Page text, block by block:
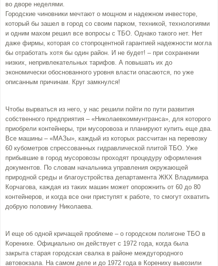
во дворе неделями.
Городские чиновники мечтают о мощном и надежном инвесторе,
который бы зашел в город со своим парком, техникой, технологиями
и одним махом решил все вопросы с ТБО. Однако такого нет. Нет
даже фирмы, которая со стопроцентной гарантией надежности могла
бы отработать хотя бы один район. И не будет! – при сохранении
низких, непривлекательных тарифов. А повышать их до
экономически обоснованного уровня власти опасаются, по уже
описанным причинам. Круг замкнулся!
Чтобы вырваться из него, у нас решили пойти по пути развития
собственного предприятия – «Николаевкоммунтранса», для которого
приобрели контейнеры, три мусоровоза и планируют купить еще два.
Все машины – «МАЗы», каждый из которых рассчитан на перевозку
60 кубометров спрессованных гидравлической плитой ТБО. Уже
прибывшие в город мусоровозы проходят процедуру оформления
документов. По словам начальника управления окружающей
природной среды и благоустройства департамента ЖКХ Владимира
Корчагова, каждая из таких машин может опорожнить от 60 до 80
контейнеров, и когда все они приступят к работе, то смогут охватить
добрую половину Николаева.
И еще об одной кричащей проблеме – о городском полигоне ТБО в
Коренихе. Официально он действует с 1972 года, когда была
закрыта старая городская свалка в районе междугородного
автовокзала. На самом деле и до 1972 года в Корениху вывозили